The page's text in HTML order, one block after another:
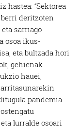
hastea: “Sektorea
deritzoten
sarriago
osoa ikus-
eta bultzada hori
gehienak
hauei,
pandemia
lurralde osoari